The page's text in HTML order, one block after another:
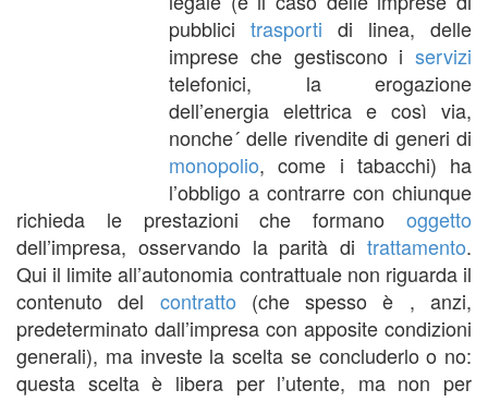
pubblici trasporti di linea, delle
imprese che gestiscono i servizi
telefonici, la erogazione
dell’energia elettrica e così via,
nonche´ delle rivendite di generi di
monopolio, come i tabacchi) ha
l’obbligo a contrarre con chiunque
richieda le prestazioni che formano oggetto
dell’impresa, osservando la parità di trattamento.
Qui il limite all’autonomia contrattuale non riguarda il
contenuto del contratto (che spesso è , anzi,
predeterminato dall’impresa con apposite condizioni
generali), ma investe la scelta se concluderlo o no:
questa scelta è libera per l’utente, ma non per